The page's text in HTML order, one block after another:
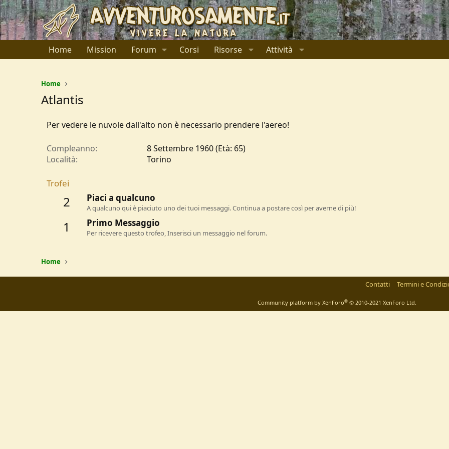
Home Mission Forum Corsi Risorse Attività
Home
Atlantis
Per vedere le nuvole dall'alto non è necessario prendere l'aereo!
Compleanno
8 Settembre 1960 (Età: 65)
Località
Torino
Trofei
2 Piaci a qualcuno
A qualcuno qui è piaciuto uno dei tuoi messaggi. Continua a postare così per averne di più!
1 Primo Messaggio
Per ricevere questo trofeo, Inserisci un messaggio nel forum.
Home
Contatti Termini e
Community platform by XenForo® © 2010-2021 XenForo Ltd.